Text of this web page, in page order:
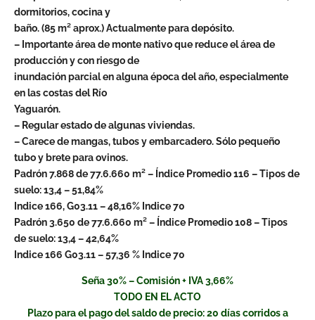
dormitorios, cocina y
baño. (85 m² aprox.) Actualmente para depósito.
– Importante área de monte nativo que reduce el área de
producción y con riesgo de
inundación parcial en alguna época del año, especialmente
en las costas del Río
Yaguarón.
– Regular estado de algunas viviendas.
– Carece de mangas, tubos y embarcadero. Sólo pequeño
tubo y brete para ovinos.
Padrón 7.868 de 77.6.660 m² – Índice Promedio 116 – Tipos de
suelo: 13,4 – 51,84%
Indice 166, G03.11 – 48,16% Indice 70
Padrón 3.650 de 77.6.660 m² – Índice Promedio 108 – Tipos
de suelo: 13,4 – 42,64%
Indice 166 G03.11 – 57,36 % Indice 70
Seña 30% – Comisión + IVA 3,66%
TODO EN EL ACTO
Plazo para el pago del saldo de precio: 20 días corridos a